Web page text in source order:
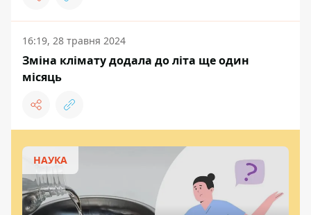
16:19, 28 травня 2024
Зміна клімату додала до літа ще один
місяць
НАУКА